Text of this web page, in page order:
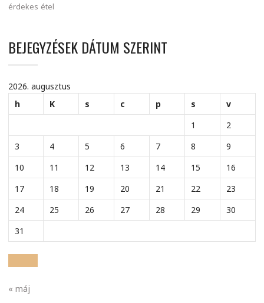
érdekes étel
BEJEGYZÉSEK DÁTUM SZERINT
2026. augusztus
h
K s c p s
v
1
2
3
4 5 6 7 8
9
10
11 12 13 14 15
16
17
18 19 20 21 22
23
24
25 26 27 28 29
30
31
« máj